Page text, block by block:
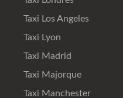
Taxi Los Angeles
Taxi Lyon
Taxi Madrid
Taxi Majorque
Taxi Manchester